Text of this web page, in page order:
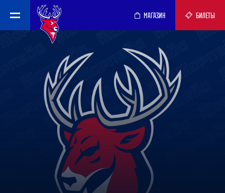
МАГАЗИН БИЛЕТЫ